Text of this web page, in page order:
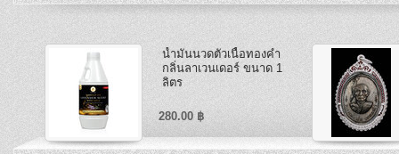
น้ำมันนวดตัวเนื้อทองคำ
กลิ่นลาเวนเดอร์ ขนาด 1
ลิตร
280.00 ฿